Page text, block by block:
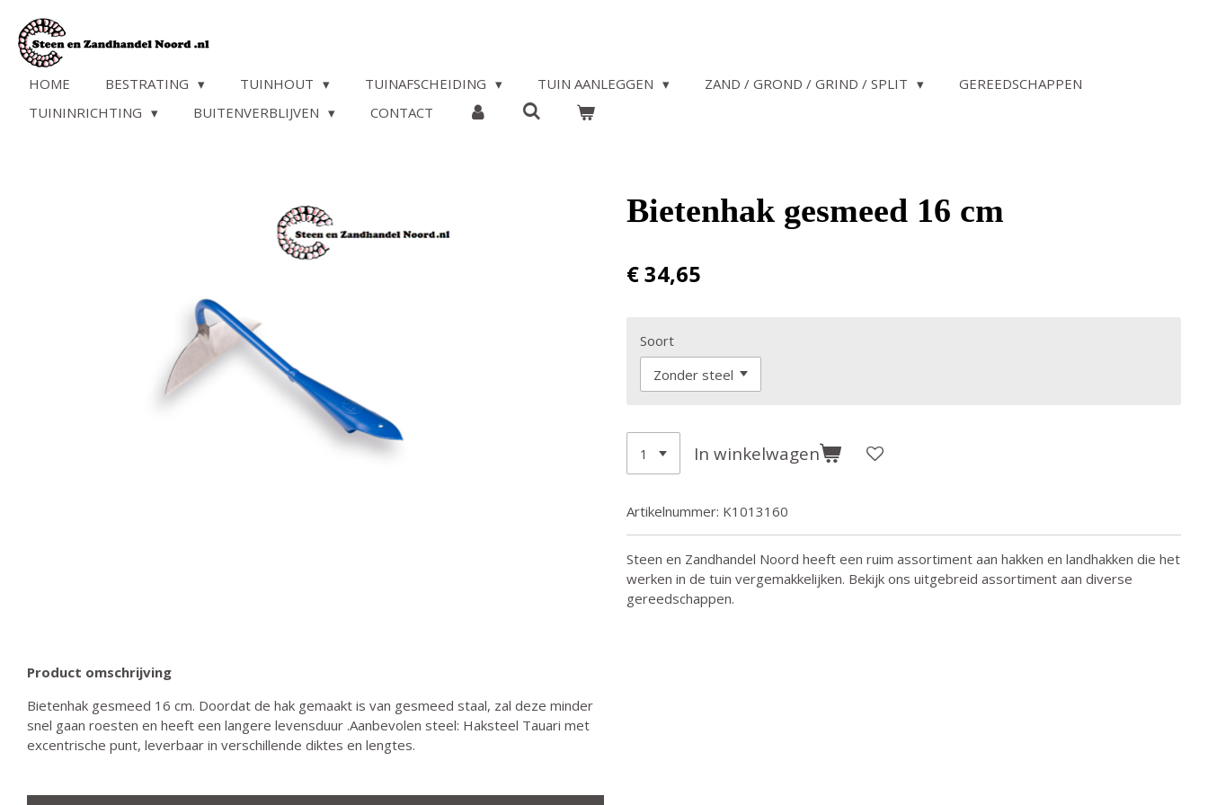
direct
naar
HOME BESTRATING TUINHOUT TUINAFSCHEIDING TUIN AANLEGGEN ZAND / GROND / GRIND / SPLIT
GEREEDSCHAPPEN
TUININRICHTING
BUITENVERBLIJVEN CONTACT
Bietenhak gesmeed 16 cm
€ 34,65
Soort
In winkelwagen
Artikelnummer: K1013160
Steen en Zandhandel Noord heeft een ruim assortiment aan hakken en landhakken die het
werken in de tuin vergemakkelijken. Bekijk ons uitgebreid assortiment aan diverse
gereedschappen.
Product omschrijving
Bietenhak gesmeed 16 cm. Doordat de hak gemaakt is van gesmeed staal, zal deze minder
snel gaan roesten en heeft een langere levensduur .Aanbevolen steel: Haksteel Tauari met
excentrische punt, leverbaar in verschillende diktes en lengtes.